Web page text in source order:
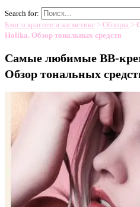
Search for:
Блог о красоте и косметике > Обзоры >
Holika. Обзор тональных средств
Самые любимые ВВ-
Обзор тональных